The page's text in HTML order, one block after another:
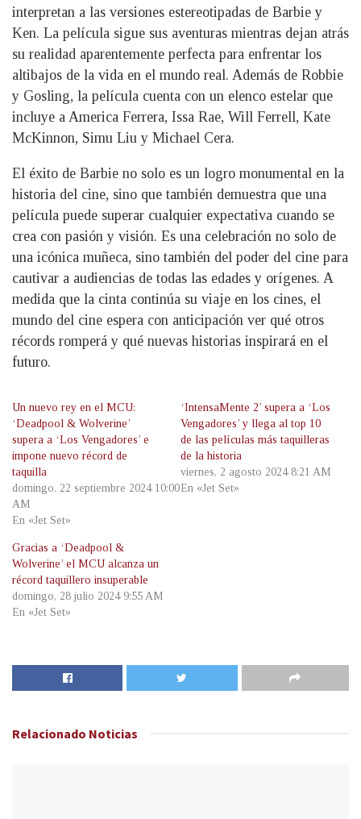
interpretan a las versiones estereotipadas de Barbie y
Ken. La película sigue sus aventuras mientras dejan atrás
su realidad aparentemente perfecta para enfrentar los
altibajos de la vida en el mundo real. Además de Robbie
y Gosling, la película cuenta con un elenco estelar que
incluye a America Ferrera, Issa Rae, Will Ferrell, Kate
McKinnon, Simu Liu y Michael Cera.
El éxito de Barbie no solo es un logro monumental en la
historia del cine, sino que también demuestra que una
película puede superar cualquier expectativa cuando se
crea con pasión y visión. Es una celebración no solo de
una icónica muñeca, sino también del poder del cine para
cautivar a audiencias de todas las edades y orígenes. A
medida que la cinta continúa su viaje en los cines, el
mundo del cine espera con anticipación ver qué otros
récords romperá y qué nuevas historias inspirará en el
futuro.
Un nuevo rey en el MCU:
‘Deadpool & Wolverine’
supera a ‘Los Vengadores’ e
impone nuevo récord de
taquilla
domingo, 22 septiembre 2024 10:00
AM
En «Jet Set»
‘IntensaMente 2’ supera a ‘Los
Vengadores’ y llega al top 10
de las películas más taquilleras
de la historia
viernes, 2 agosto 2024 8:21 AM
En «Jet Set»
Gracias a ‘Deadpool &
Wolverine’ el MCU alcanza un
récord taquillero insuperable
domingo, 28 julio 2024 9:55 AM
En «Jet Set»
Relacionado Noticias